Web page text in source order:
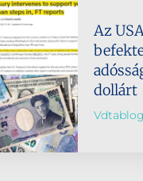
Az
dollárt